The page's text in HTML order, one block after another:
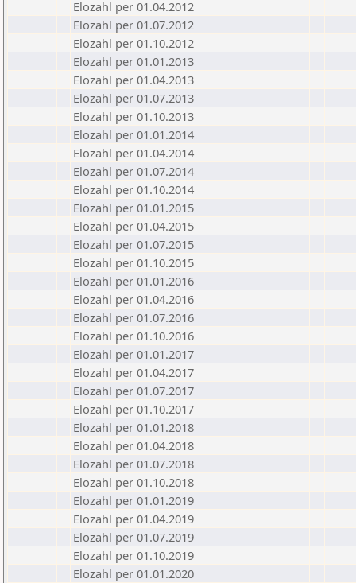
Elozahl per 01.04.2012
Elozahl per 01.07.2012
Elozahl per 01.10.2012
Elozahl per 01.01.2013
Elozahl per 01.04.2013
Elozahl per 01.07.2013
Elozahl per 01.10.2013
Elozahl per 01.01.2014
Elozahl per 01.04.2014
Elozahl per 01.07.2014
Elozahl per 01.10.2014
Elozahl per 01.01.2015
Elozahl per 01.04.2015
Elozahl per 01.07.2015
Elozahl per 01.10.2015
Elozahl per 01.01.2016
Elozahl per 01.04.2016
Elozahl per 01.07.2016
Elozahl per 01.10.2016
Elozahl per 01.01.2017
Elozahl per 01.04.2017
Elozahl per 01.07.2017
Elozahl per 01.10.2017
Elozahl per 01.01.2018
Elozahl per 01.04.2018
Elozahl per 01.07.2018
Elozahl per 01.10.2018
Elozahl per 01.01.2019
Elozahl per 01.04.2019
Elozahl per 01.07.2019
Elozahl per 01.10.2019
Elozahl per 01.01.2020